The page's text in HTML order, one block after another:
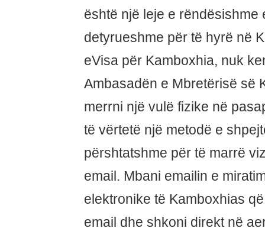
është një leje e rëndësishme
detyrueshme për të hyrë në
eVisa për Kamboxhia, nuk
Ambasadën e Mbretërisë së
merrni një vulë fizike në
të vërtetë një metodë e
përshtatshme për të marrë
email. Mbani emailin e
elektronike të Kamboxhias
email dhe shkoni direkt në